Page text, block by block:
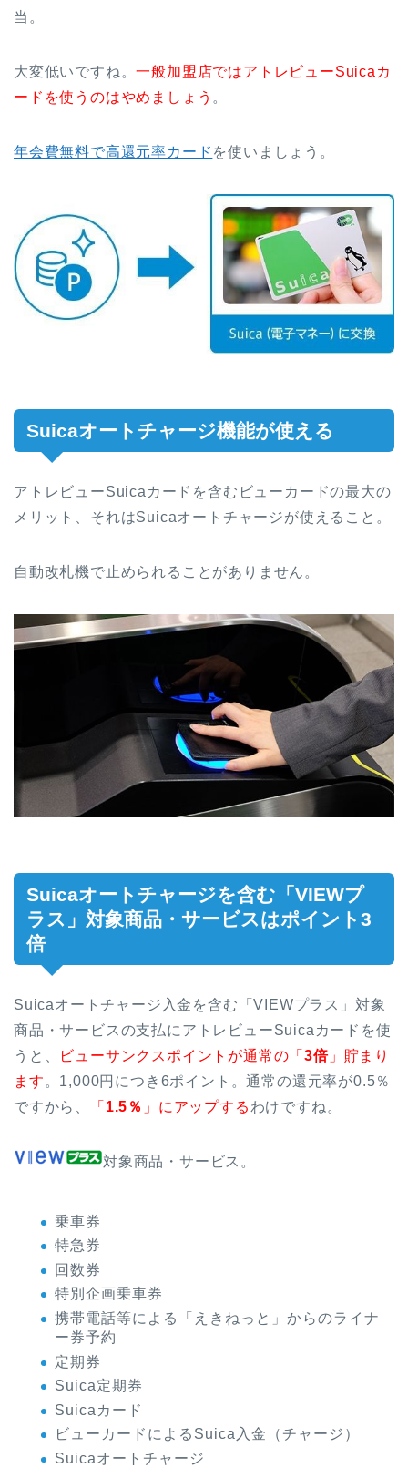
当。
大変低いですね。一般加盟店ではアトレビューSuicaカ
ードを使うのはやめましょう 。
年会費無料で高還元率カード を使いましょう。
Suicaオートチャージ機能が使える
アトレビューSuicaカードを含むビューカードの最大の
メリット、それはSuicaオートチャージが使えること。
自動改札機で止められることがありません。
Suicaオートチャージを含む「VIEWプ
ラス」対象商品・サービスはポイント3
倍
Suicaオートチャージ入金を含む「VIEWプラス」対象
商品・サービスの支払にアトレビューSuicaカードを使
うと、
ビューサンクスポイントが通常の「3倍」貯まり
ます 。1,000円につき6ポイント。通常の還元率が0.5％
ですから、
「 1.5％ 」にアップする わけですね。
対象商品・サービス。
乗車券
特急券
回数券
特別企画乗車券
携帯電話等による「えきねっと」からのライナ
ー券予約
定期券
Suica定期券
Suicaカード
ビューカードによるSuica入金（チャージ）
Suicaオートチャージ